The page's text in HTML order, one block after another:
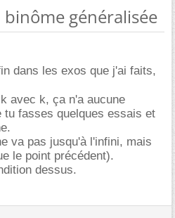
binôme généralisée
dans les exos que j'ai faits,
avec k, ça n'a aucune
tu fasses quelques essais et
va pas jusqu'à l'infini, mais
le point précédent).
dessus.